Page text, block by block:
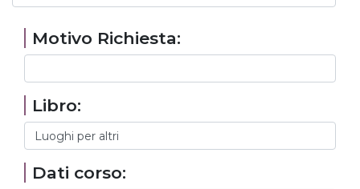
Motivo Richiesta:
Libro:
Dati corso: